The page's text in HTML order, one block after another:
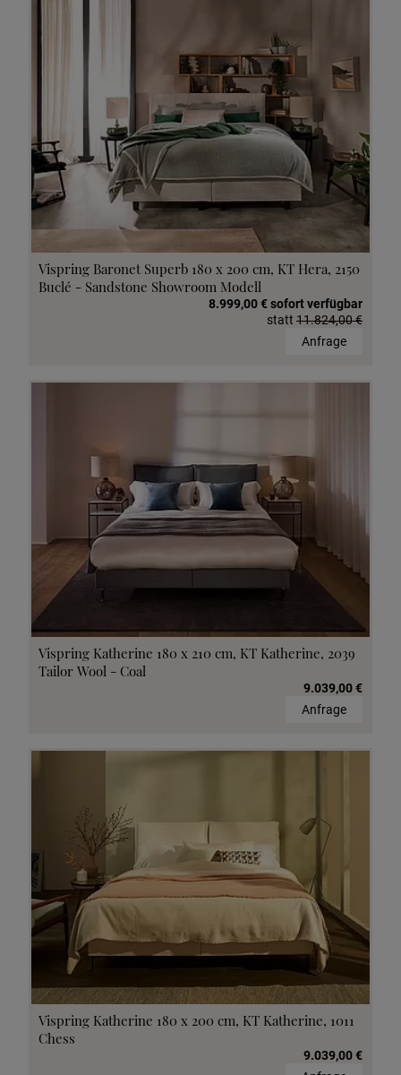
Vispring Baronet Superb 180 x 200 cm, KT Hera, 2150
Buclé - Sandstone Showroom Modell
8.999,00 € sofort verfügbar
statt 11.824,00 €
Anfrage
Vispring Katherine 180 x 210 cm, KT Katherine, 2039
Tailor Wool - Coal
9.039,00 €
Anfrage
Vispring Katherine 180 x 200 cm, KT Katherine, 1011
Chess
9.039,00 €